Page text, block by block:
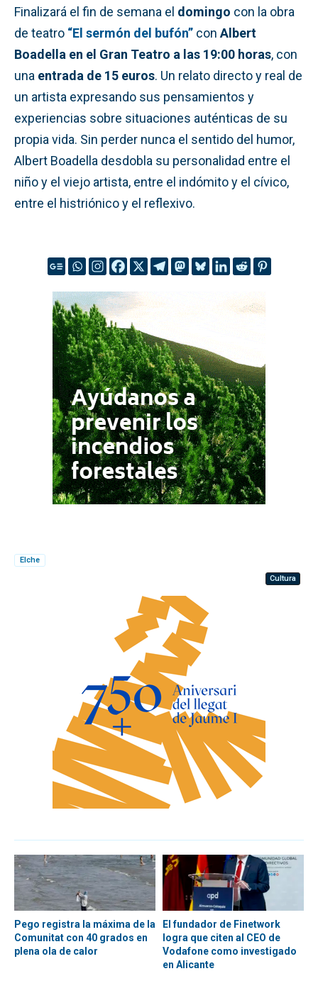
Finalizará el fin de semana el domingo con la obra
de teatro “El sermón del bufón” con Albert
Boadella en el Gran Teatro a las 19:00 horas, con
una entrada de 15 euros. Un relato directo y real de
un artista expresando sus pensamientos y
experiencias sobre situaciones auténticas de su
propia vida. Sin perder nunca el sentido del humor,
Albert Boadella desdobla su personalidad entre el
niño y el viejo artista, entre el indómito y el cívico,
entre el histriónico y el reflexivo.
Elche
Cultura
Pego registra la máxima de la
Comunitat con 40 grados en
plena ola de calor
El fundador de Finetwork
logra que citen al CEO de
Vodafone como investigado
en Alicante